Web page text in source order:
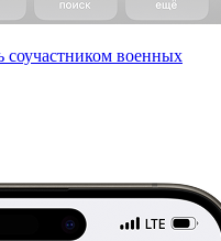
соучастником военных